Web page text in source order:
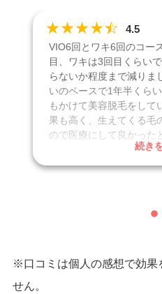
★★★★☆
★ 4.5
VIO6回とワキ6回のコー
目、ワキは3回目くらい
らないか程度まで減りま
いのペースで1年半くら
もかけて美容脱毛をして
果も高く、生えてくる毛
ので医療にして良かった
クリニック 湘南美容クリニ
続き
※口コミは個人の感想で効果
せん。